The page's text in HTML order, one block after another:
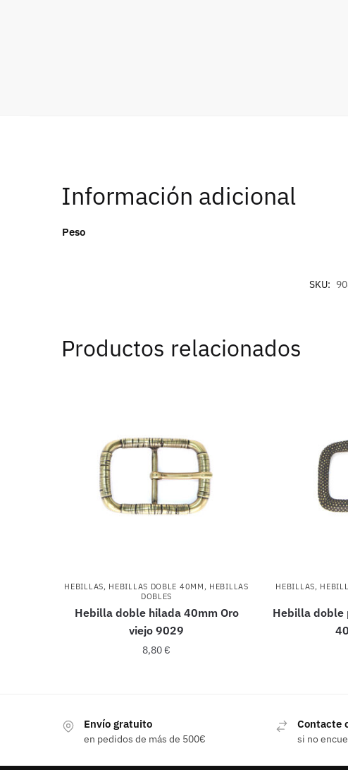
Información adicional
Peso
SKU:
Productos relacionados
HEBILLAS, HEBILLAS DOBLE 40MM , HEBILLAS
DOBLES
Hebilla doble hilada 40mm Oro
viejo 9029
8,80€
HEBILLAS,
Hebilla doble
Envío gratuito
en pedidos de más de 500€
Contacte
si no